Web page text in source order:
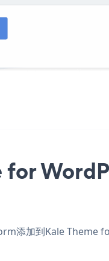
添加到Kale Theme